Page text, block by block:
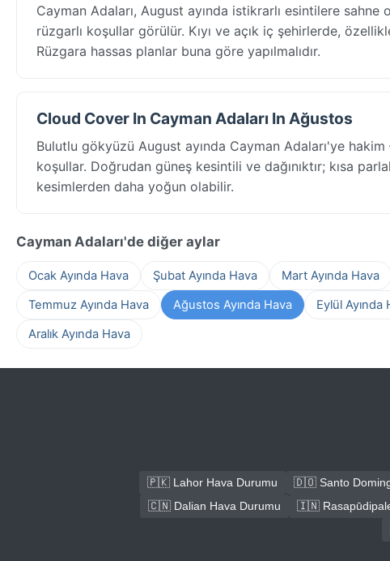
Cayman Adaları, August ayında istikrarlı esintilere
rüzgarlı koşullar görülür. Kıyı ve açık iç şehirlerde,
Rüzgara hassas planlar buna göre yapılmalıdır.
Cloud Cover In Cayman Adaları In Ağustos
Bulutlu gökyüzü August ayında Cayman Adaları'ye
koşullar. Doğrudan güneş kesintili ve dağınıktır; kısa
kesimlerden daha yoğun olabilir.
Cayman Adaları'de diğer aylar
Ocak Ayında Hava Şubat Ayında Hava Mart Ayında Hava
Temmuz Ayında Hava
Ağustos Ayında Hava Eylül Ayında
Aralık Ayında Hava
🇵🇰 Lahor Hava Durumu 🇩🇴 Santo
🇨🇳 Dalian Hava Durumu
🇮🇳